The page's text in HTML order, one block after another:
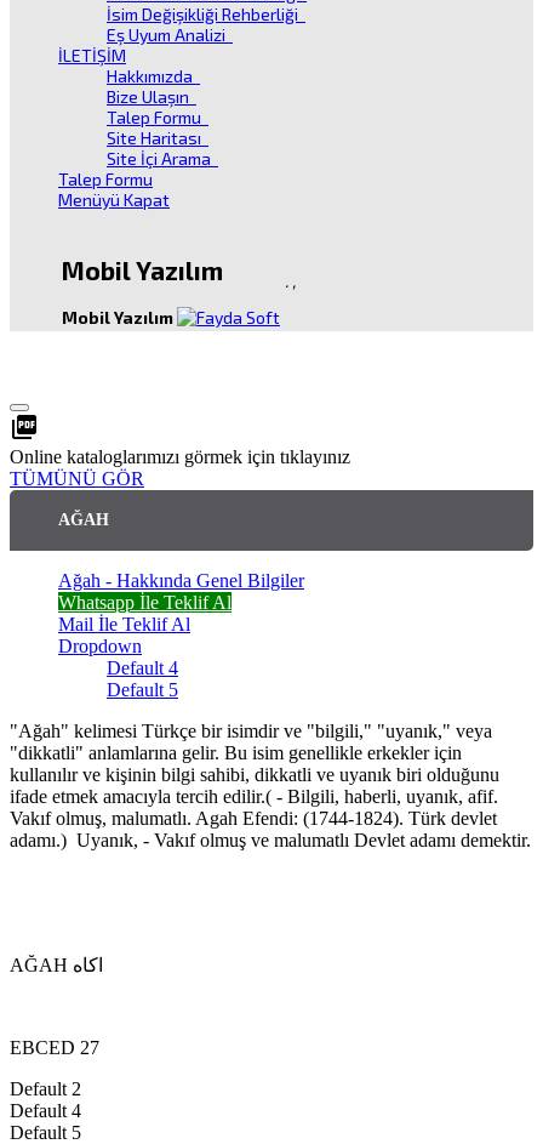
İsim Değişikliği Rehberliği
Eş Uyum Analizi
İLETİŞİM
Hakkımızda
Bize Ulaşın
Talep Formu
Site Haritası
Site İçi Arama
Talep Formu
Menüyü Kapat
Mobil Yazılım
Mobil Yazılım
. ,
picture_as_pdf
Online kataloglarımızı görmek için tıklayınız
TÜMÜNÜ GÖR
AĞAH
Ağah - Hakkında Genel Bilgiler
Whatsapp İle Teklif Al
Mail İle Teklif Al
Dropdown
Default 4
Default 5
"Ağah" kelimesi Türkçe bir isimdir ve "bilgili," "uyanık," veya
"dikkatli" anlamlarına gelir. Bu isim genellikle erkekler için
kullanılır ve kişinin bilgi sahibi, dikkatli ve uyanık biri olduğunu
ifade etmek amacıyla tercih edilir.( - Bilgili, haberli, uyanık, afif.
Vakıf olmuş, malumatlı. Agah Efendi: (1744-1824). Türk devlet
adamı.) Uyanık, - Vakıf olmuş ve malumatlı Devlet adamı demektir.
AĞAH اكاه
EBCED 27
Default 2
Default 4
Default 5